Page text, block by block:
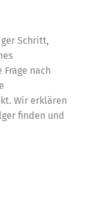
Schritt,
nach
Wir erklären
finden und